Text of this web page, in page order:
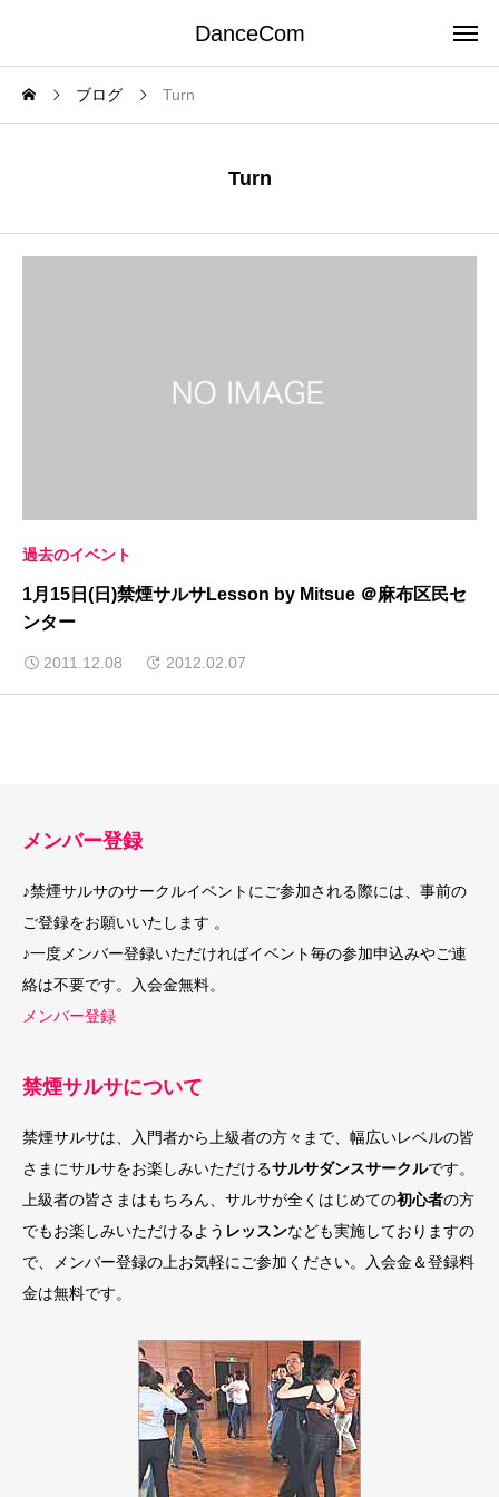
DanceCom
ブログ Turn
Turn
過去のイベント
1月15日(日)禁煙サルサLesson by Mitsue ＠麻布区民セ
ンター
2011.12.08 2012.02.07
メンバー登録
♪禁煙サルサのサークルイベントにご参加される際には、事前の
ご登録をお願いいたします 。
♪一度メンバー登録いただければイベント毎の参加申込みやご連
絡は不要です。入会金無料。
メンバー登録
禁煙サルサについて
禁煙サルサは、入門者から上級者の方々まで、幅広いレベルの皆
さまにサルサをお楽しみいただけるサルサダンスサークルです。
上級者の皆さまはもちろん、サルサが全くはじめての初心者の方
でもお楽しみいただけるよう レッスンなども実施しておりますの
で、メンバー登録の上お気軽にご参加ください。入会金＆登録料
金は無料です。